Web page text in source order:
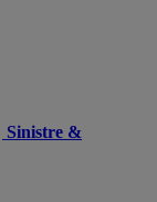
Sinistre &